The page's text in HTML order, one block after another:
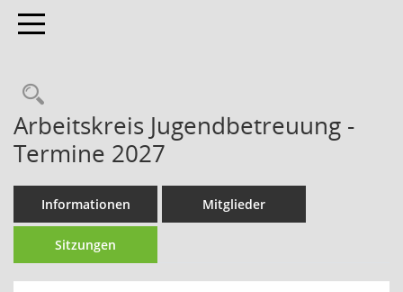
Toggle navigation
Arbeitskreis Jugendbetreuung -
Termine 2027
Informationen Mitglieder
Sitzungen